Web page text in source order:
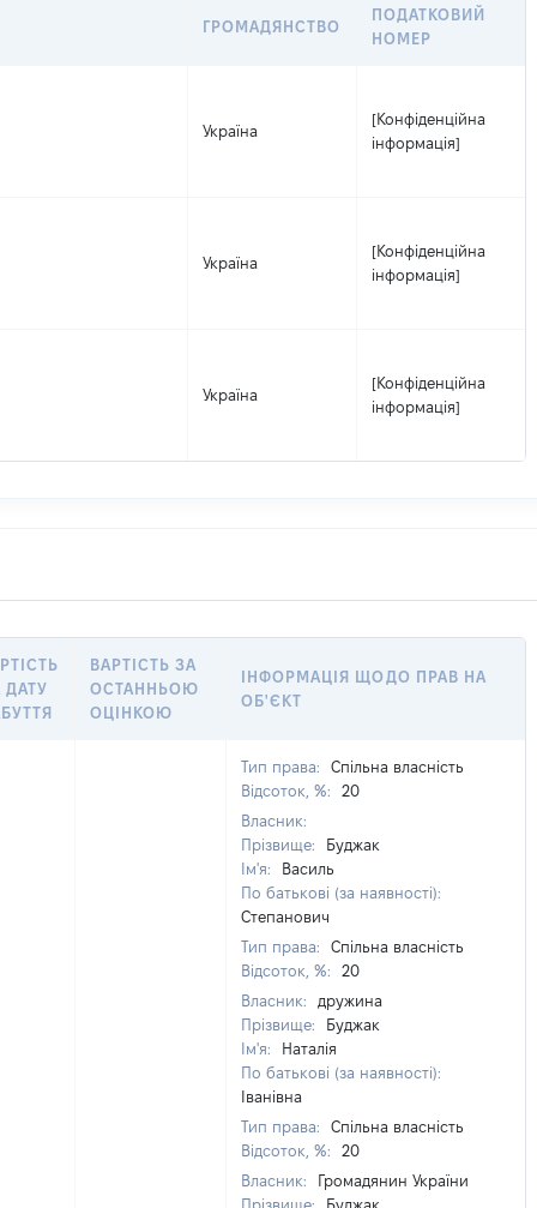
ГРОМАДЯНСТВО
ПОДАТКОВИЙ
НОМЕР
Україна
[Конфіденційна
інформація]
Україна
[Конфіденційна
інформація]
Україна
[Конфіденційна
інформація]
ДАТУ
ВАРТІСТЬ ЗА
ОСТАННЬОЮ
ОЦІНКОЮ
ІНФОРМАЦІЯ ЩОДО ПРАВ НА
ОБ'ЄКТ
Тип права:
Спільна власність
Відсоток, %:
20
Власник:
Прізвище:
Буджак
Ім'я:
Василь
По батькові (за наявності):
Степанович
Тип права:
Спільна власність
Відсоток, %:
20
Власник:
дружина
Прізвище:
Буджак
Ім'я:
Наталія
По батькові (за наявності):
Іванівна
Тип права:
Спільна власність
Відсоток, %:
20
Власник:
Громадянин України
Прізвище:
Буджак